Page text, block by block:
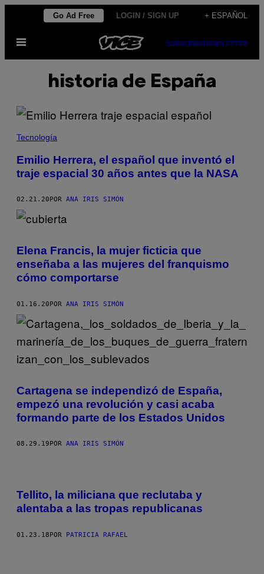
contenido
Go Ad Free LOGIN / SIGN UP + ESPAÑOL
Abrir
SUBSCRIBENEWSLETTER
historia de España
Tecnología
Emilio Herrera, el español que inventó el
traje espacial 30 años antes que la NASA
02.21.20 POR ANA IRIS SIMÓN
Elena Francis, la mujer ficticia que
enseñaba a las mujeres del franquismo
cómo comportarse
01.16.20POR ANA IRIS SIMÓN
Cartagena se independizó de España,
empezó una revolución y casi acaba
formando parte de los Estados Unidos
08.29.19 POR ANA IRIS SIMÓN
​Tellito, la miliciana que reclutaba y
alentaba a las tropas republicanas
01.23.18POR PATRICIA RAFAEL